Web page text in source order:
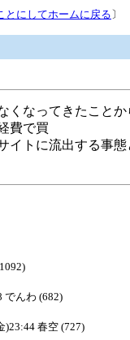
とにしてホームに戻る 〕
なってきたこと
費で買
トに流出する事態
でんわ (682)
)23:44 春空 (727)